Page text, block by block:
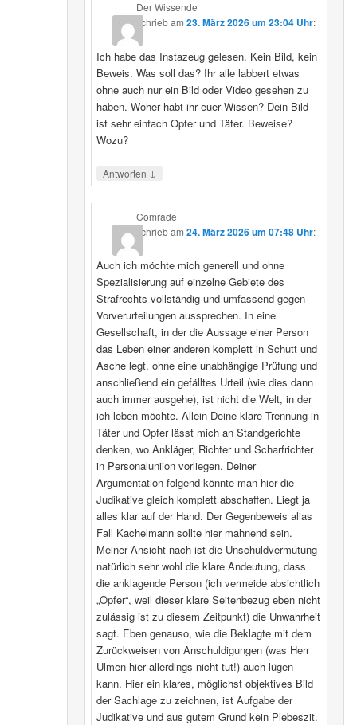
Der Wissende
schriebam23. März 2026 um 23:04 Uhr:
Ich habe das Instazeug gelesen. Kein Bild, kein
Beweis. Was soll das? Ihr alle labbert etwas
ohne auch nur ein Bild oder Video gesehen zu
haben. Woher habt ihr euer Wissen? Dein Bild
ist sehr einfach Opfer und Täter. Beweise?
Wozu?
Antworten ↓
Comrade
schriebam24. März 2026 um 07:48 Uhr:
Auch ich möchte mich generell und ohne
Spezialisierung auf einzelne Gebiete des
Strafrechts vollständig und umfassend gegen
Vorverurteilungen aussprechen. In eine
Gesellschaft, in der die Aussage einer Person
das Leben einer anderen komplett in Schutt und
Asche legt, ohne eine unabhängige Prüfung und
anschließend ein gefälltes Urteil (wie dies dann
auch immer ausgehe), ist nicht die Welt, in der
ich leben möchte. Allein Deine klare Trennung in
Täter und Opfer lässt mich an Standgerichte
denken, wo Ankläger, Richter und Scharfrichter
in Personaluniion vorliegen. Deiner
Argumentation folgend könnte man hier die
Judikative gleich komplett abschaffen. Liegt ja
alles klar auf der Hand. Der Gegenbeweis alias
Fall Kachelmann sollte hier mahnend sein.
Meiner Ansicht nach ist die Unschuldvermutung
natürlich sehr wohl die klare Andeutung, dass
die anklagende Person (ich vermeide absichtlich
„Opfer“, weil dieser klare Seitenbezug eben nicht
zulässig ist zu diesem Zeitpunkt) die Unwahrheit
sagt. Eben genauso, wie die Beklagte mit dem
Zurückweisen von Anschuldigungen (was Herr
Ulmen hier allerdings nicht tut!) auch lügen
kann. Hier ein klares, möglichst objektives Bild
der Sachlage zu zeichnen, ist Aufgabe der
Judikative und aus gutem Grund kein Plebeszit.